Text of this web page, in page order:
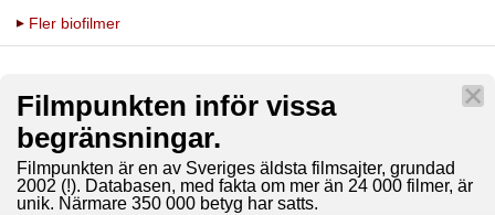
Fler biofilmer
Filmpunkten inför vissa
begränsningar.
Filmpunkten är en av Sveriges äldsta filmsajter, grundad
2002 (!). Databasen, med fakta om mer än 24 000 filmer, är
unik. Närmare 350 000 betyg har satts.